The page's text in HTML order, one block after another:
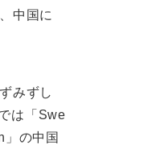
中国に
みずし
は「Swe
の中国